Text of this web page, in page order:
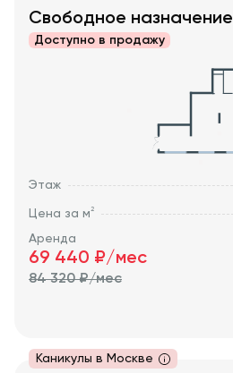
Свободное назначение
Доступно в продажу
Этаж
Цена за м2
Аренда
69 440 ₽/мес
84 320₽/мес
Каникулы в Москве